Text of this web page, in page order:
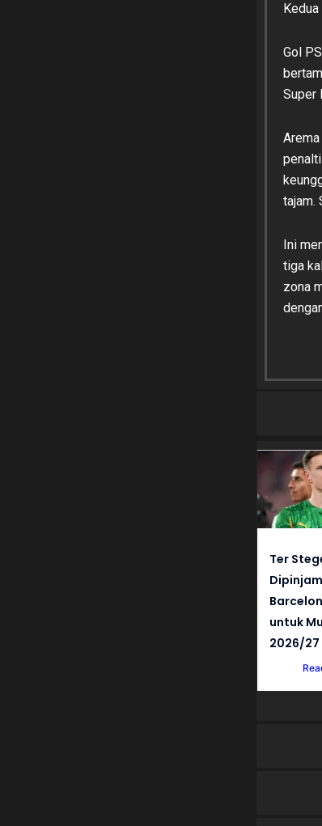
Gol
Super
tajam.
Ini
tiga
zona
Ter
untuk
2026/27